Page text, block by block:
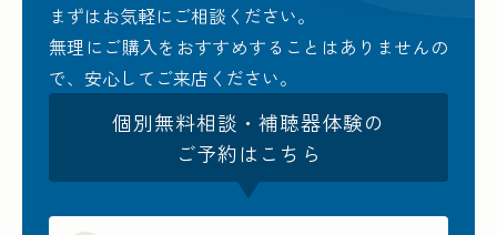
まずはお気軽にご相談ください。
無理にご購入をおすすめすることはありませんの
で、安心してご来店ください。
個別無料相談・補聴器体験の
ご予約はこちら